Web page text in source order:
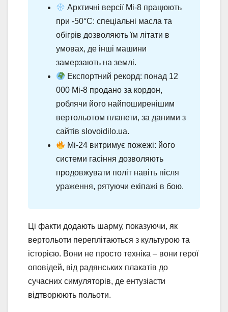
Арктичні версії Мі-8 працюють
при -50°C: спеціальні масла та
обігрів дозволяють їм літати в
умовах, де інші машини
замерзають на землі.
Експортний рекорд: понад 12
000 Мі-8 продано за кордон,
роблячи його найпоширенішим
вертольотом планети, за даними з
сайтів slovoidilo.ua.
Мі-24 витримує пожежі: його
системи гасіння дозволяють
продовжувати політ навіть після
ураження, рятуючи екіпажі в бою.
Ці факти додають шарму, показуючи, як
вертольоти переплітаються з культурою та
історією. Вони не просто техніка – вони герої
оповідей, від радянських плакатів до
сучасних симуляторів, де ентузіасти
відтворюють польоти.